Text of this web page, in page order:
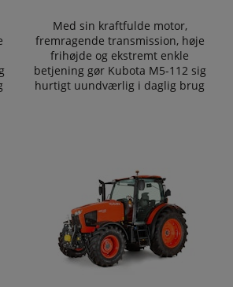
Med sin kraftfulde motor,
fremragende transmission, høje
frihøjde og ekstremt enkle
betjening gør Kubota M5-112 sig
hurtigt uundværlig i daglig brug